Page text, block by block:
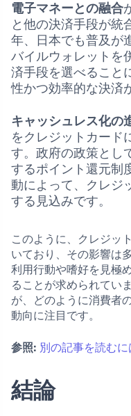
電子マネーとの融合
と他の決済手段が統
年、日本でも普及が
バイルウォレットを
済手段を選べること
性かつ効率的な決済
キャッシュレス化の
をクレジットカード
す。政府の政策とし
するポイント還元制
動によって、クレジ
する見込みです。
このように、クレジッ
いており、その影響は
利用行動や嗜好を見極
ることが求められてい
が、どのように消費者
動向に注目です。
参照: 別の記事を読む
結論